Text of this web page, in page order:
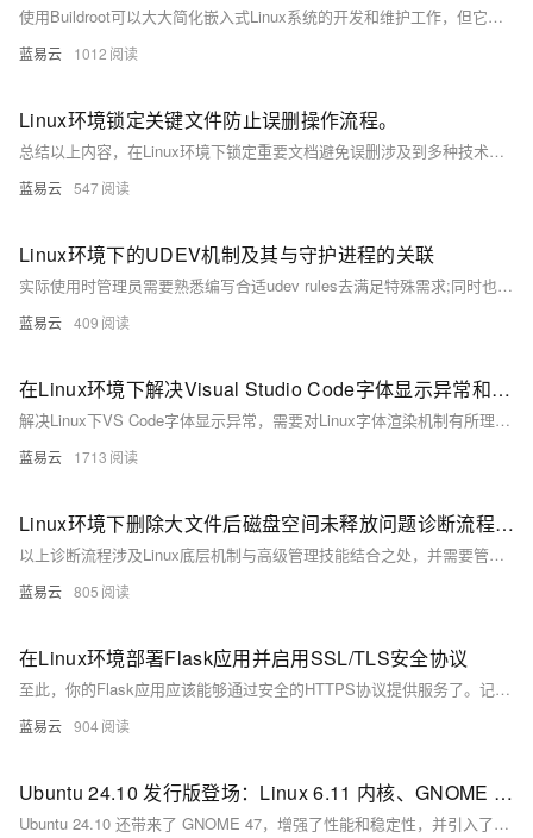
份恢复、自动升级、监控告警、故障切换等丰富的运维功能，大幅降低运
维成本。 产品主页：https://www.aliyun.com/product/gdb
使用Buildroot可以大大简化嵌入式Linux系统的开发和维护工作，但它需要对Linux系统和交叉编译有深入的理解。通过上述步骤，可以有效地配置和定制软件包，为特定的嵌入式应用构建高效、稳定的系统。
蓝易云 1012
Linux环境锁定关键文件防止误删操作流程。
总结以上内容，在Linux环境下锁定重要文档避免误删涉及到多种技术手段与策略组合运作, 包括但不限于利用chatter指挥官固化文档状态至只读模式、运作ACL精准调整访问权利列表、编排自动化流程简
蓝易云 547
Linux环境下的UDEV机制及其与守护进程的关联
实际使用时管理员需要熟悉编写合适udev rules去满足特殊需求;同时也需要注意避免编写过度复杂导致无法预料结果rules.UDEVD虽然稳健但错误配置可能导致无法预料问题因此需谨慎处理相关配置工作.
蓝易云 409
在Linux环境下解决Visual Studio Code字体显示异常和字体替换方法。
解决Linux下VS Code字体显示异常，需要对Linux字体渲染机制有所理解，并对VS Code的配置选项进行合理设置。替换字体时则要通过系统字体配置或VS Code设置来完成。通过上述方法，可以有效地解决字体显示问题，从而提升代码编辑的视觉体验。
蓝易云 1713
Linux环境下删除大文件后磁盘空间未释放问题诊断流程。
以上诊断流程涉及Linux底层机制与高级管理技能结合之处，并需要管理员根据实际环境灵活调整诊断策略与解决方案。
蓝易云 805
在Linux环境部署Flask应用并启用SSL/TLS安全协议
至此，你的Flask应用应该能够通过安全的HTTPS协议提供服务了。记得定期更新SSL证书，Certbot可以帮你自动更新证书。可以设定cronjob以实现这一点。
蓝易云 904
Ubuntu 24.10 发行版登场：Linux 6.11 内核、GNOME 47 桌面环境
Ubuntu 24.10 还带来了 GNOME 47，增强了性能和稳定性，并引入了新功能。此版本的 Ubuntu 还默认在采用 Nvidia 显卡的硬件上切换到 Wayland，并在支持的硬件上默认使用开源的 Nvidia 560 内核模块。 另外需要注意的是，Ubuntu 24.10 是稳定版本，但作为非 LTS 版本，仅支持 9 个月。